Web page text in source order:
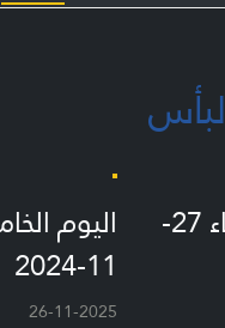
اليوم السادس والستون الأربعاء 27-
11-2024
26-11-2025